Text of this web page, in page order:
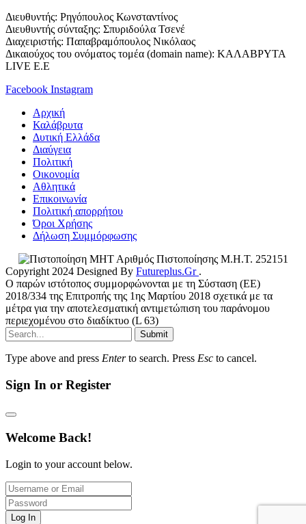
Διευθυντής: Ρηγόπουλος Κωνσταντίνος
Διευθυντής σύνταξης: Σπυριδούλα Τσενέ
Διαχειριστής: Παπαβραμόπουλος Νικόλαος
Δικαιούχος του ονόματος τομέα (domain name): ΚΑΛΑΒΡΥΤΑ
LIVE E.E
Facebook Instagram
Αρχική
Καλάβρυτα
Δυτική Ελλάδα
Διαύγεια
Πολιτική
Οικονομία
Αθλητικά
Επικοινωνία
Πολιτική απορρήτου
Όροι Χρήσης
Δήλωση Συμμόρφωσης
Αριθμός Πιστοποίησης Μ.Η.Τ. 252151
Copyright 2024 Designed By Futureplus.Gr .
Ο παρών ιστότοπος συμμορφώνονται με τη Σύσταση (ΕΕ)
2018/334 της Επιτροπής της 1ης Μαρτίου 2018 σχετικά με τα
μέτρα για την αποτελεσματική αντιμετώπιση του παράνομου
περιεχομένου στο διαδίκτυο (L 63)
Submit
Type above and press Enterto search. Press Esc to cancel.
Sign In or Register
Welcome Back!
Login to your account below.
Log In